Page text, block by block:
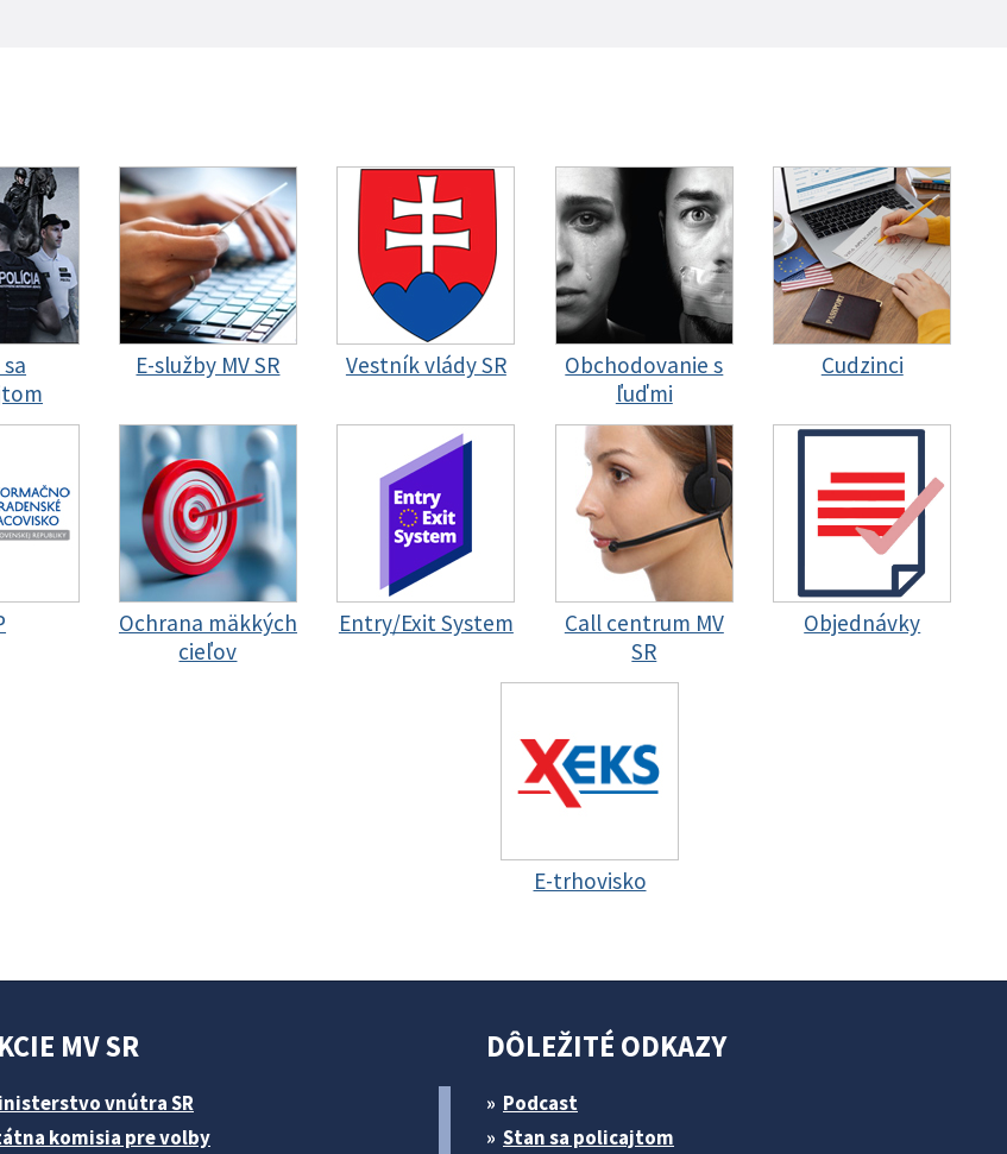
E-služby MV SR Vestník vlády SR
Obchodovanie s
ľuďmi
Cudzinci
Ochrana mäkkých
cieľov
Entry/Exit System
Call centrum MV
SR
Objednávky
E-trhovisko
MV SR
vnútra SR
komisia pre volby
DÔLEŽITÉ ODKAZY
Podcast
Stan sa policajtom